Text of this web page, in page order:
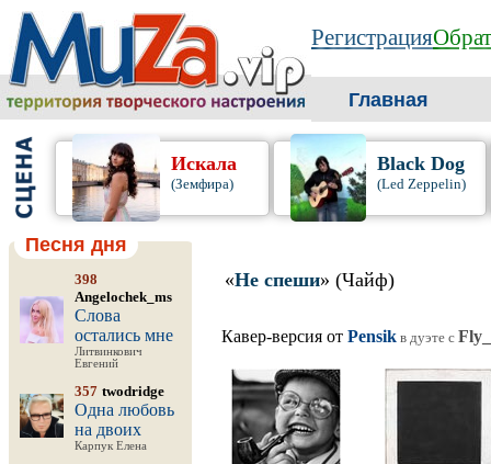
Регистрация
Главная
Искала
(Земфира)
Black Dog
(Led Zeppelin)
Песня дня
398
Angelochek_ms
Слова
остались мне
Литвинкович
Евгений
357 twodridge
Одна любовь
на двоих
Карпук Елена
«Не спеши» (Чайф)
Кавер-версия от Pensik в дуэте c